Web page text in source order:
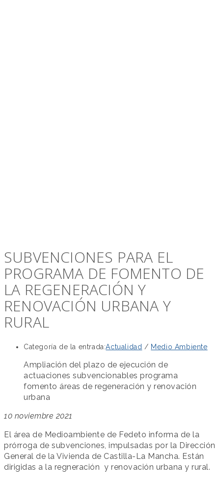
SUBVENCIONES PARA EL
PROGRAMA DE FOMENTO DE
LA REGENERACIÓN Y
RENOVACIÓN URBANA Y
RURAL
Categoría de la entrada:Actualidad / Medio Ambiente
Ampliación del plazo de ejecución de
actuaciones subvencionables programa
fomento áreas de regeneración y renovación
urbana
10 noviembre 2021
El área de Medioambiente de Fedeto informa de la
prórroga de subvenciones, impulsadas por la Dirección
General de la Vivienda de Castilla-La Mancha. Están
dirigidas a la regneración y renovación urbana y rural.